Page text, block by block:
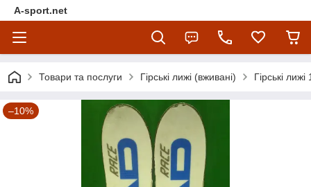
A-sport.net
Товари та послуги Гірські лижі (вживані) Гірські
–10%